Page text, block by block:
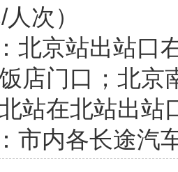
次）
北京站出站口
店门口；北京
站在北站出站
市内各长途汽